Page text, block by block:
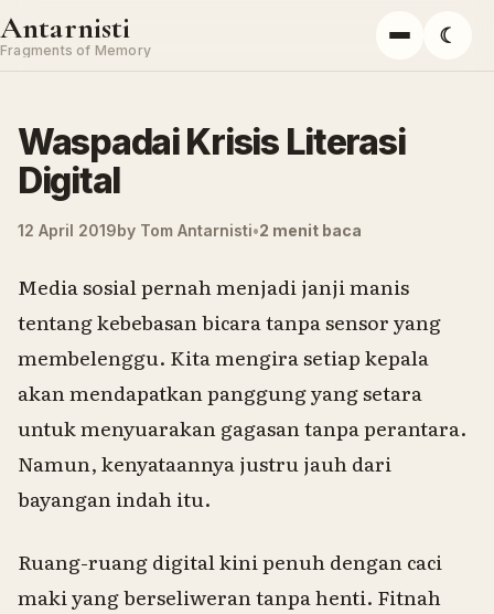
Skip to content
Antarnisti
Fragments of Memory Menu
☾
Waspadai Krisis Literasi
Digital
12 April 2019by Tom Antarnisti 2 menit baca
Media sosial pernah menjadi janji manis
tentang kebebasan bicara tanpa sensor yang
membelenggu. Kita mengira setiap kepala
akan mendapatkan panggung yang setara
untuk menyuarakan gagasan tanpa perantara.
Namun, kenyataannya justru jauh dari
bayangan indah itu.
Ruang-ruang digital kini penuh dengan caci
maki yang berseliweran tanpa henti. Fitnah